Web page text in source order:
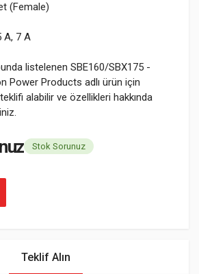
(Female)
A, 7 A
listelenen SBE160/SBX175 -
Power Products adlı ürün için
alabilir ve özellikleri hakkında
Stok Sorunuz
Teklif Alın